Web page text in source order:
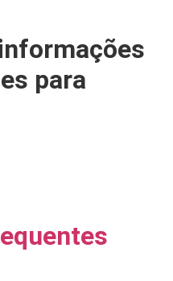
para